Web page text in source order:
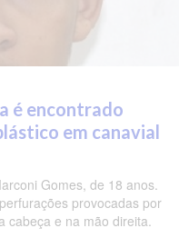
é encontrado
em canavial
Gomes, de 18 anos.
provocadas por
cabeça e na mão direita.